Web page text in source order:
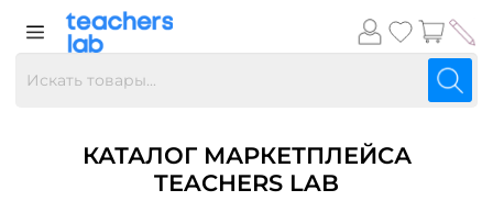
КАТАЛОГ МАРКЕТПЛЕЙСА
TEACHERS LAB